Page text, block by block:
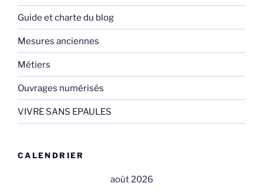
Guide et charte du blog
Mesures anciennes
Métiers
Ouvrages numérisés
VIVRE SANS EPAULES
CALENDRIER
août 2026